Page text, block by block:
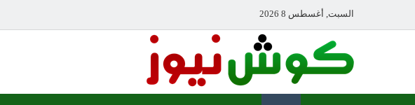
السبت, أغسطس 8 2026